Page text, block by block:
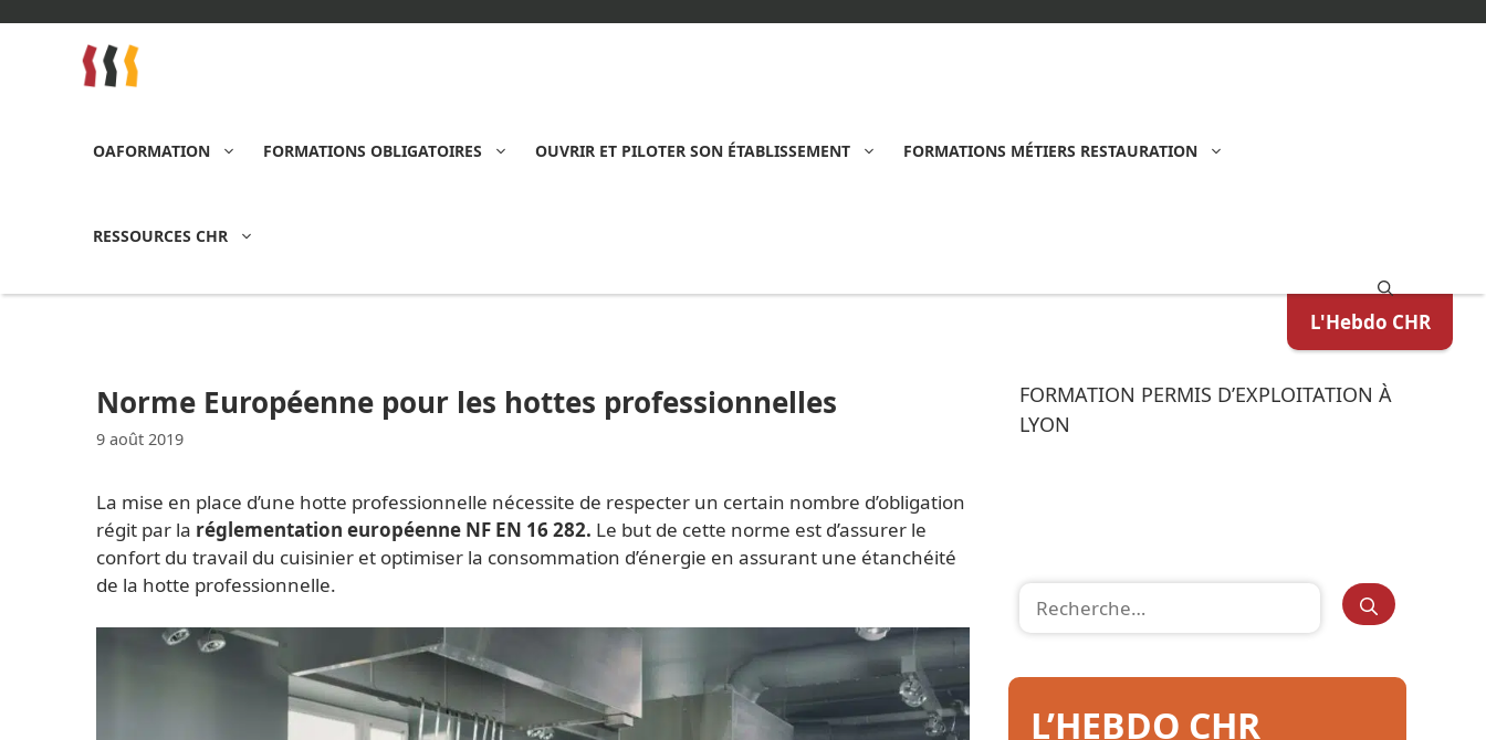
OAFORMATION FORMATIONS OBLIGATOIRES OUVRIR ET PILOTER SON ÉTABLISSEMENT FORMATIONS MÉTIERS RESTAURATION
RESSOURCES CHR
L'Hebdo CHR
Norme Européenne pour les hottes professionnelles
9 août 2019
La mise en place d’une hotte professionnelle nécessite de respecter un certain nombre d’obligation
régit par la réglementation européenne NF EN 16 282. Le but de cette norme est d’assurer le
confort du travail du cuisinier et optimiser la consommation d’énergie en assurant une étanchéité
de la hotte professionnelle.
FORMATION PERMIS D’EXPLOITATION À
LYON
L’HEBDO CHR